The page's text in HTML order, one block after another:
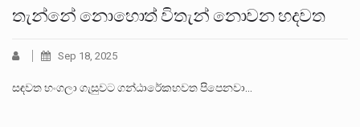
තැන්නේ නොහොත් විතැන් නොවන හදවත
Sep 18, 2025
සඳවත හංගලා ගැසුවට ගන්ඨාරේකහවත පිපෙනවා…